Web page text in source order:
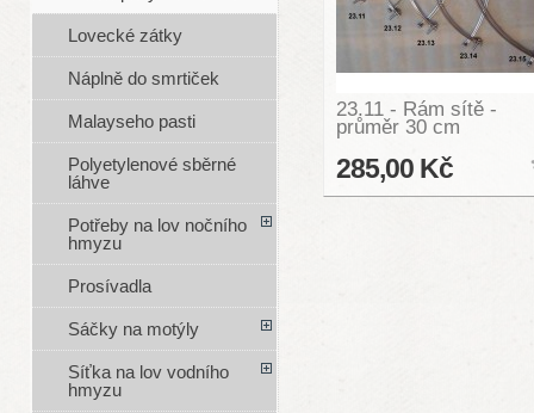
23.11 - Rám sítě -
průměr 30 cm
285,00 Kč
Lovecké zátky
Náplně do smrtiček
Malayseho pasti
Polyetylenové sběrné
láhve
Potřeby na lov nočního
hmyzu
Prosívadla
Sáčky na motýly
Síťka na lov vodního
hmyzu